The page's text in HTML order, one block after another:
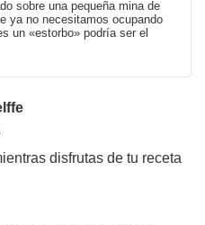
sobre una pequeña mina de
ya no necesitamos ocupando
un «estorbo» podría ser el
disfrutas de tu receta